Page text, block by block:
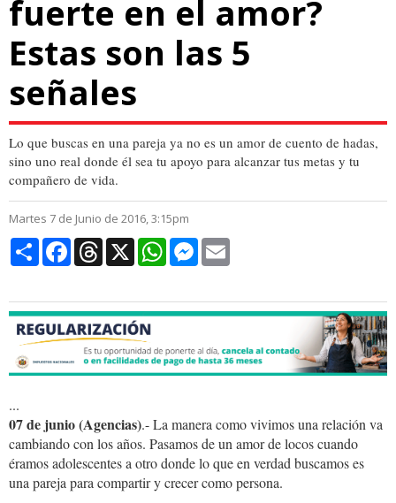
fuerte en el amor?
Estas son las 5
señales
Lo que buscas en una pareja ya no es un amor de cuento de hadas,
sino uno real donde él sea tu apoyo para alcanzar tus metas y tu
compañero de vida.
Martes 7 de Junio de 2016, 3:15pm
CompartirFacebookThreads
X WhatsAppMessenger
...
07 de junio (Agencias).- La manera como vivimos una relación va
cambiando con los años. Pasamos de un amor de locos cuando
éramos adolescentes a otro donde lo que en verdad buscamos es
una pareja para compartir y crecer como persona.